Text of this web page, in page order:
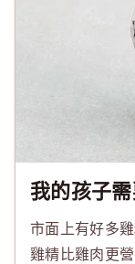
我的孩子
市面上有好多
雞精比雞肉更